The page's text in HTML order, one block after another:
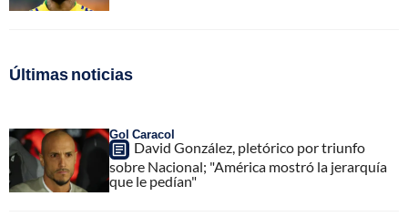
Últimas noticias
Gol Caracol
David González, pletórico por triunfo
sobre Nacional; "América mostró la jerarquía
que le pedían"